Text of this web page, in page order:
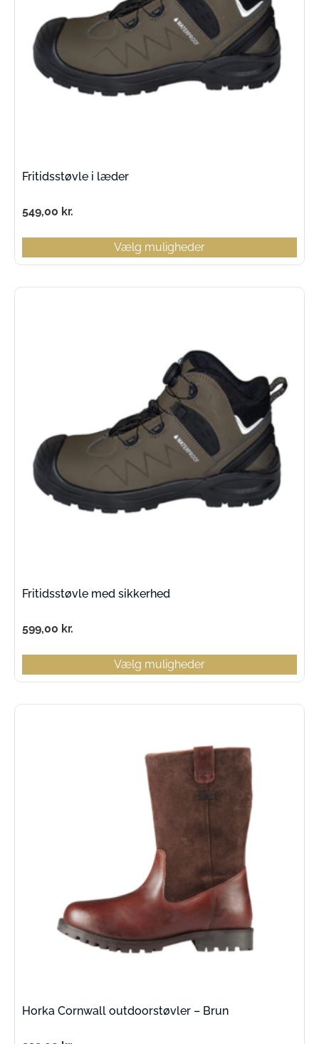
Fritidsstøvle i læder
549,00 kr.
Vælg muligheder
Fritidsstøvle med sikkerhed
599,00 kr.
Vælg muligheder
Horka Cornwall outdoorstøvler – Brun